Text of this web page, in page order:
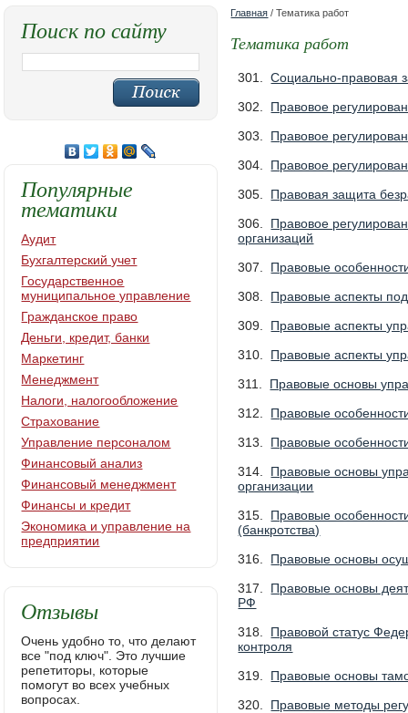
Главная / Тематика работ
Тематика работ
301.Социально-правовая
302. Правовое
303. Правовое
304. Правовое
305. Правовая защита
306. Правовое
организаций
307. Правовые
308. Правовые аспекты
309. Правовые аспекты
310. Правовые аспекты
311. Правовые основы
312. Правовые
313. Правовые
314. Правовые основы
организации
315. Правовые
(банкротства)
316. Правовые основы
317. Правовые основы
РФ
318. Правовой статус
контроля
319. Правовые основы
320. Правовые методы
Поиск по сайту
Популярные
тематики
Аудит
Бухгалтерский учет
Государственное
муниципальное управление
Гражданское право
Деньги, кредит, банки
Маркетинг
Менеджмент
Налоги, налогообложение
Страхование
Управление персоналом
Финансовый анализ
Финансовый менеджмент
Финансы и кредит
Экономика и управление на
предприятии
Отзывы
Очень удобно то, что делают
все "под ключ". Это лучшие
репетиторы, которые
помогут во всех учебных
вопросах.